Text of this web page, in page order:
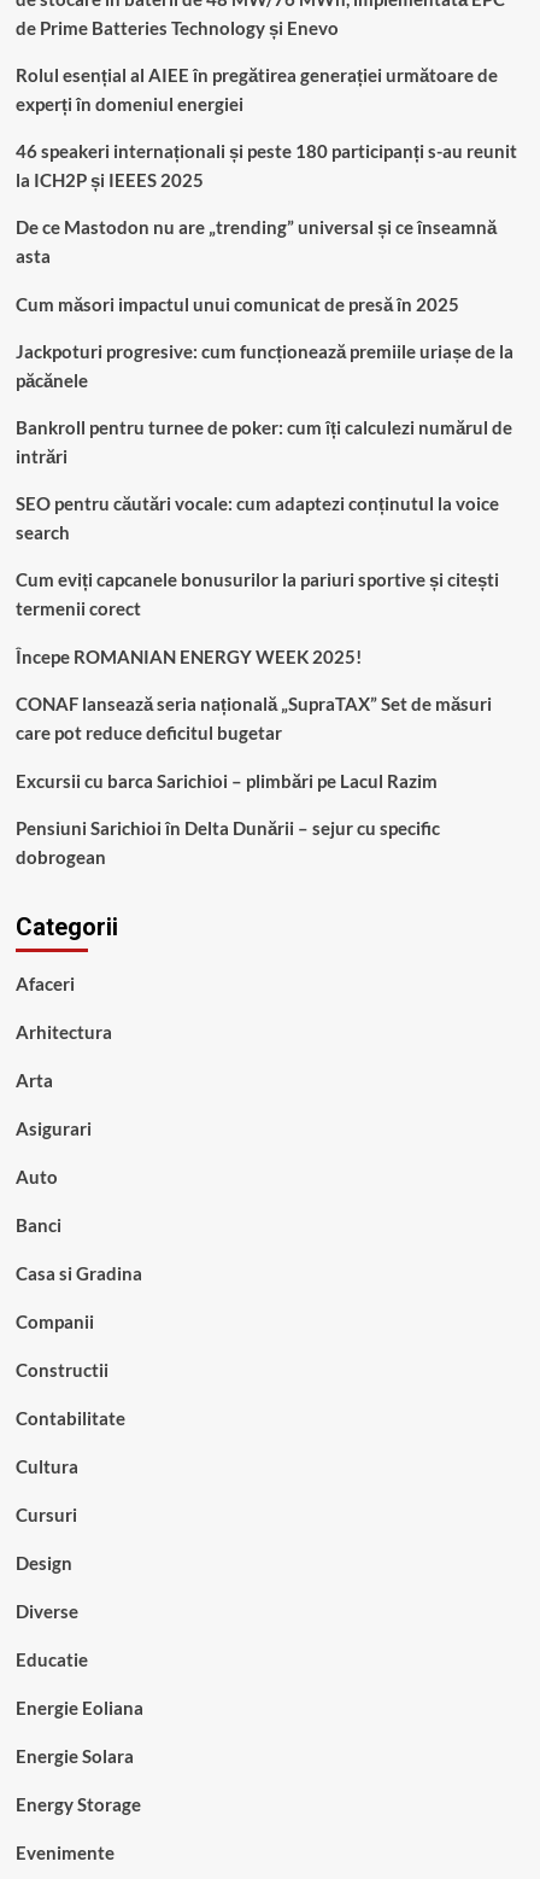
de Prime Batteries Technology și Enevo
Rolul esențial al AIEE în pregătirea generației următoare de
experți în domeniul energiei
46 speakeri internaționali și peste 180 participanți s-au reunit
la ICH2P și IEEES 2025
De ce Mastodon nu are „trending” universal și ce înseamnă
asta
Cum măsori impactul unui comunicat de presă în 2025
Jackpoturi progresive: cum funcționează premiile uriașe de la
păcănele
Bankroll pentru turnee de poker: cum îți calculezi numărul de
intrări
SEO pentru căutări vocale: cum adaptezi conținutul la voice
search
Cum eviți capcanele bonusurilor la pariuri sportive și citești
termenii corect
Începe ROMANIAN ENERGY WEEK 2025!
CONAF lansează seria națională „SupraTAX” Set de măsuri
care pot reduce deficitul bugetar
Excursii cu barca Sarichioi – plimbări pe Lacul Razim
Pensiuni Sarichioi în Delta Dunării – sejur cu specific
dobrogean
Categorii
Afaceri
Arhitectura
Arta
Asigurari
Auto
Banci
Casa si Gradina
Companii
Constructii
Contabilitate
Cultura
Cursuri
Design
Diverse
Educatie
Energie Eoliana
Energie Solara
Energy Storage
Evenimente